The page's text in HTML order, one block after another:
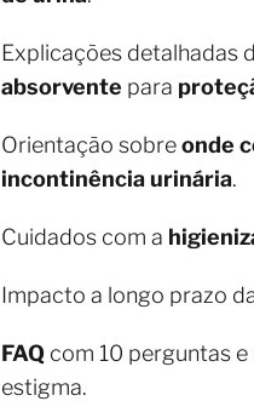
Explicações detalhadas
absorvente para
Orientação sobreonde
incontinência urinária.
Cuidados com a
Impacto a longo prazo
FAQ com 10 perguntas
estigma.